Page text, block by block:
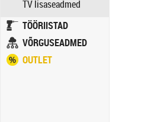
TV lisaseadmed
TÖÖRIISTAD
VÕRGUSEADMED
OUTLET